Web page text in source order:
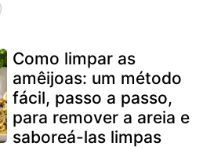
Como limpar as
amêijoas: um método
fácil, passo a passo,
para remover a areia e
saboreá-las limpas